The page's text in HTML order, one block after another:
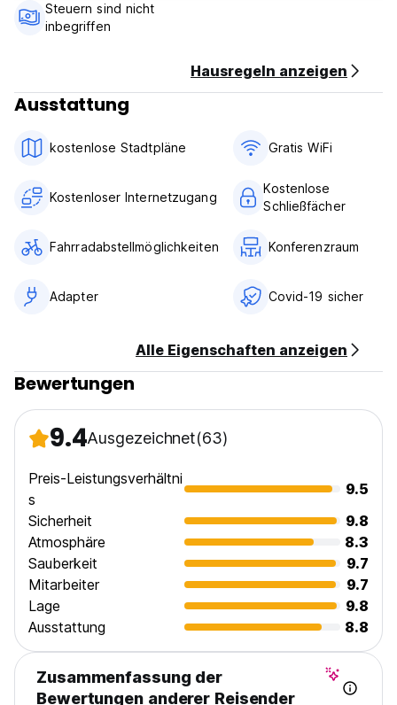
Taxes not included.
No curfew.
Steuern sind nicht
inbegriffen
Hausregeln anzeigen
Ausstattung
kostenlose Stadtpläne Gratis WiFi
Kostenloser Internetzugang
Kostenlose
Schließfächer
Fahrradabstellmöglichkeiten Konferenzraum
Adapter Covid-19 sicher
Alle Eigenschaften anzeigen
Bewertungen
9.4Ausgezeichnet(63)
Preis-Leistungsverhältni
s
9.5
Sicherheit
9.8
Atmosphäre
8.3
Sauberkeit
9.7
Mitarbeiter
9.7
Lage
9.8
Ausstattung
8.8
Zusammenfassung der
Bewertungen anderer Reisender